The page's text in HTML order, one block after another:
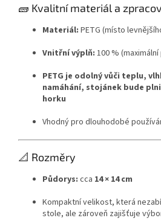
🧱 Kvalitní materiál a
Materiál: PETG (místo
Vnitřní výplň: 100 %
PETG je odolný vůči teplu,
namáhání, stojánek bude
horku
Vhodný pro dlouhodobé
📐 Rozměry
Půdorys: cca 14 × 14 cm
Kompaktní velikost, která
stole, ale zároveň zajišťuje